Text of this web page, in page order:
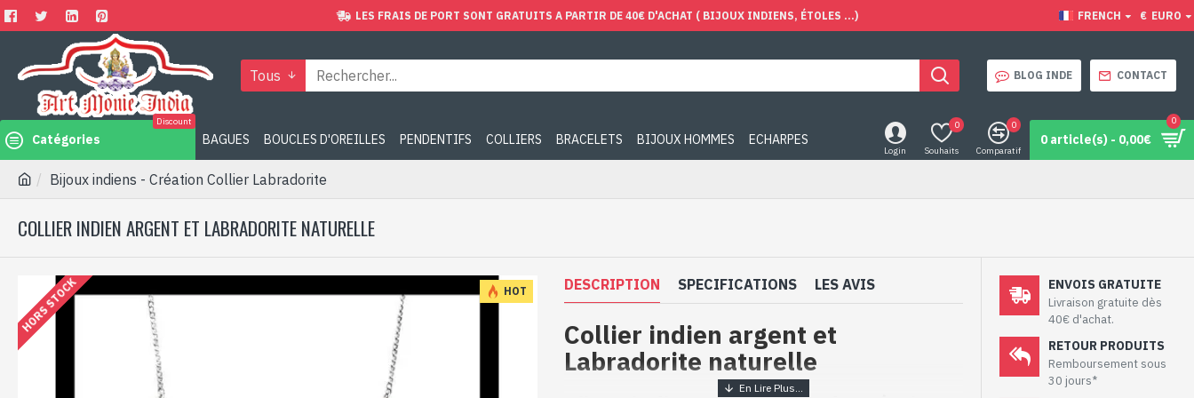
LES FRAIS DE PORT SONT GRATUITS A PARTIR DE 40€ D'ACHAT ( BIJOUX INDIENS, ÉTOLES ...) FRENCH € EURO
Tous BLOG INDE CONTACT
Catégories
Discount
BAGUES BOUCLES D'OREILLES PENDENTIFS COLLIERS BRACELETS BIJOUX HOMMES ECHARPES
Login Souhaits
0
Comparatif
0
0 article(s) - 0,00€
0
Bijoux indiens - Création Collier Labradorite
COLLIER INDIEN ARGENT ET LABRADORITE NATURELLE
HOT
HORS STOCK DESCRIPTION SPECIFICATIONS LES AVIS
Collier indien argent et
Labradorite naturelle
ENVOIS GRATUITE
Livraison gratuite dès
40€ d'achat.
RETOUR PRODUITS
Remboursement sous
30 jours*